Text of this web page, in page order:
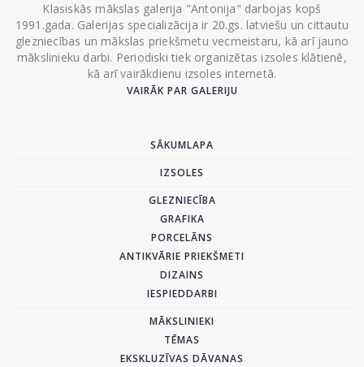
Klasiskās mākslas galerija "Antonija" darbojas kopš
1991.gada. Galerijas specializācija ir 20.gs. latviešu un cittautu
glezniecības un mākslas priekšmetu vecmeistaru, kā arī jauno
mākslinieku darbi. Periodiski tiek organizētas izsoles klātienē,
kā arī vairākdienu izsoles internetā.
VAIRĀK PAR GALERIJU
SĀKUMLAPA
IZSOLES
GLEZNIECĪBA
GRAFIKA
PORCELĀNS
ANTIKVĀRIE PRIEKŠMETI
DIZAINS
IESPIEDDARBI
MĀKSLINIEKI
TĒMAS
EKSKLUZĪVAS DĀVANAS